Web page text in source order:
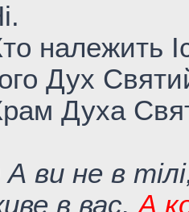
належить
Дух
Духа
А ви не в
в вас. А